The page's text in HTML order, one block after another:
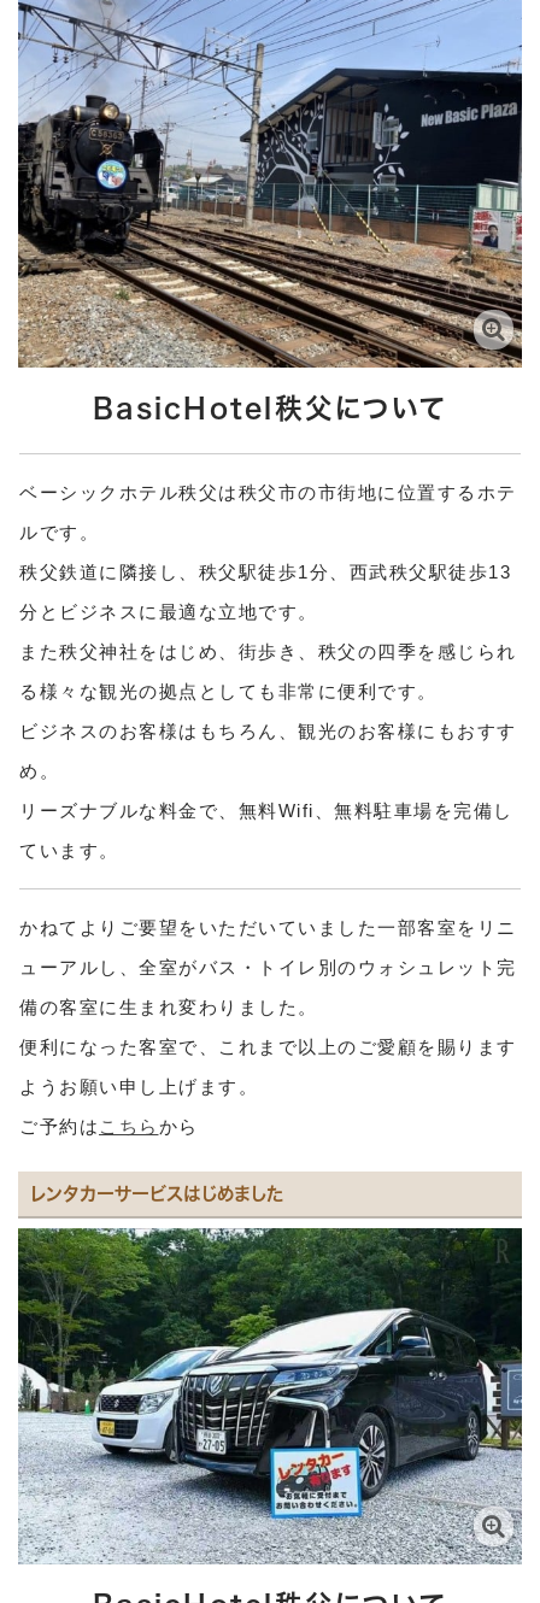
BasicHotel秩父について
ベーシックホテル秩父は秩父市の市街地に位置するホテ
ルです。
秩父鉄道に隣接し、秩父駅徒歩1分、西武秩父駅徒歩13
分とビジネスに最適な立地です。
また秩父神社をはじめ、街歩き、秩父の四季を感じられ
る様々な観光の拠点としても非常に便利です。
ビジネスのお客様はもちろん、観光のお客様にもおすす
め。
リーズナブルな料金で、無料Wifi、無料駐車場を完備し
ています。
かねてよりご要望をいただいていました一部客室をリニ
ューアルし、全室がバス・トイレ別のウォシュレット完
備の客室に生まれ変わりました。
便利になった客室で、これまで以上のご愛顧を賜ります
ようお願い申し上げます。
ご予約は こちら から
レンタカーサービスはじめました